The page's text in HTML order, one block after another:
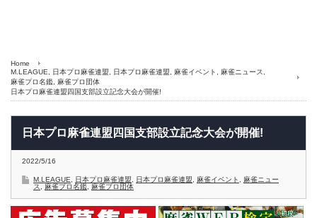
Home
M.LEAGUE
日本プロ麻雀連盟 日本プロ麻雀連盟 麻雀イベント 麻雀ニュース
麻雀プロ名鑑
麻雀プロ団体
日本プロ麻雀連盟四国支部設立記念大会が開催!
日本プロ麻雀連盟四国支部設立記念大会が開催!
2022/5/16
M.LEAGUE 日本プロ麻雀連盟 日本プロ麻雀連盟 麻雀イベント
麻雀ニュー
ス
麻雀プロ名鑑 麻雀プロ団体